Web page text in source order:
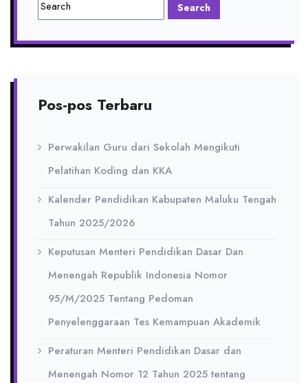
Pos-pos Terbaru
Perwakilan Guru dari Sekolah Mengikuti
Pelatihan Koding dan KKA
Kalender Pendidikan Kabupaten Maluku Tengah
Tahun 2025/2026
Keputusan Menteri Pendidikan Dasar Dan
Menengah Republik Indonesia Nomor
95/M/2025 Tentang Pedoman
Penyelenggaraan Tes Kemampuan Akademik
Peraturan Menteri Pendidikan Dasar dan
Menengah Nomor 12 Tahun 2025 tentang